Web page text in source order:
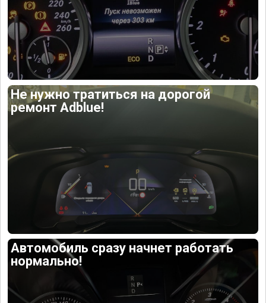
Не нужно тратиться на дорогой
ремонт Adblue!
Автомобиль сразу начнет работать
нормально!